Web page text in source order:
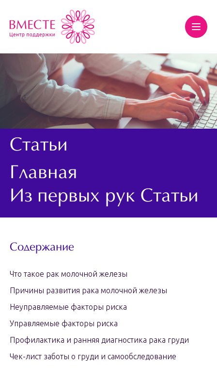
Статьи
Главная
Из первых рук Статьи
Содержание
Что такое рак молочной железы
Причины развития рака молочной железы
Неуправляемые факторы риска
Управляемые факторы риска
Профилактика и ранняя диагностика рака груди
Чек-лист заботы о груди и самообследование